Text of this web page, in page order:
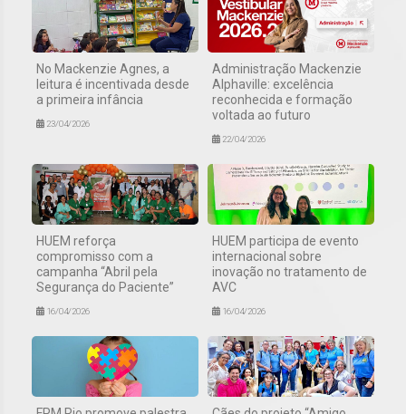
No Mackenzie Agnes, a
leitura é incentivada desde
a primeira infância
23/04/2026
Administração Mackenzie
Alphaville: excelência
reconhecida e formação
voltada ao futuro
22/04/2026
HUEM reforça
compromisso com a
campanha “Abril pela
Segurança do Paciente”
16/04/2026
HUEM participa de evento
internacional sobre
inovação no tratamento de
AVC
16/04/2026